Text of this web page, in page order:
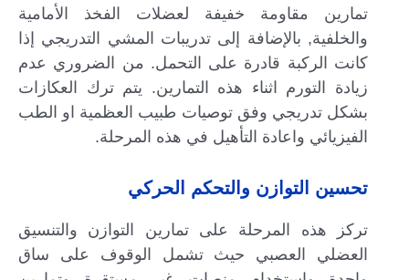
تمارين مقاومة خفيفة لعضلات الفخذ الأمامية
والخلفية, بالإضافة إلى تدريبات المشي التدريجي إذا
كانت الركبة قادرة على التحمل. من الضروري عدم
زيادة التورم اثناء هذه التمارين. يتم ترك العكازات
بشكل تدريجي وفق توصيات طبيب العظمية او الطب
الفيزيائي واعادة التأهيل في هذه المرحلة.
تحسين التوازن والتحكم الحركي
تركز هذه المرحلة على تمارين التوازن والتنسيق
العضلي العصبي حيث تشمل الوقوف على ساق